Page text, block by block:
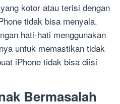
kotor atau terisi dengan
tidak bisa menyala.
hati-hati menggunakan
untuk memastikan tidak
iPhone tidak bisa diisi
Bermasalah